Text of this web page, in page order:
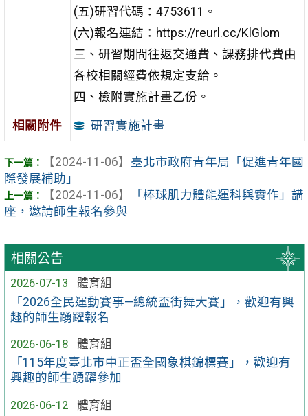
相關公告
2026-07-13
體育組
「2026全民運動賽事—總統盃街舞大賽」，歡迎有興
趣的師生踴躍報名
2026-06-18
體育組
「115年度臺北市中正盃全國象棋錦標賽」，歡迎有
興趣的師生踴躍參加
2026-06-12
體育組
(五)研習代碼：4753611。
(六)報名連結：https://reurl.cc/KlGlom
三、研習期間往返交通費、課務排代費由
各校相關經費依規定支給。
四、檢附實施計畫乙份。
相關附件 研習實施計畫
【2024-11-06】 臺北市政府青年局「促進青年國
際發展補助」
【2024-11-06】
「棒球肌力體能運科與實作」講
座，邀請師生報名參與